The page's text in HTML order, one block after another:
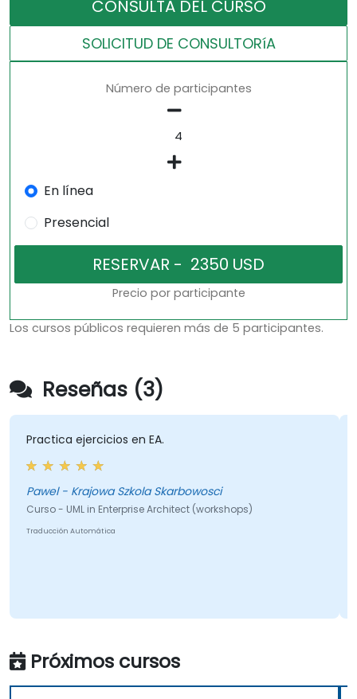
CONSULTA DEL CURSO
SOLICITUD DE CONSULTORíA
Número de participantes
En línea
Presencial
Precio por participante
Los cursos públicos requieren más de 5 participantes.
Reseñas (3)
Practica ejercicios en EA.
Pawel - Krajowa Szkola Skarbowosci
Curso - UML in Enterprise Architect (workshops)
Traducción Automática
Próximos cursos